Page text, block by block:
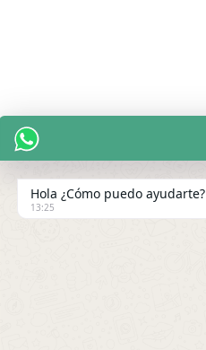
Hola ¿Cómo puedo ayudarte?
13:25